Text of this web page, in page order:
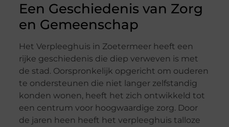
Een Geschiedenis van Zorg
en Gemeenschap
Het Verpleeghuis in Zoetermeer heeft een
rijke geschiedenis die diep verweven is met
de stad. Oorspronkelijk opgericht om ouderen
te ondersteunen die niet langer zelfstandig
konden wonen, heeft het zich ontwikkeld tot
een centrum voor hoogwaardige zorg. Door
de jaren heen heeft het verpleeghuis talloze